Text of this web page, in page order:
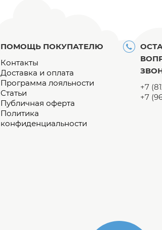
ПОМОЩЬ ПОКУПАТЕЛЮ
Контакты
Доставка и оплата
Программа лояльности
Статьи
Публичная оферта
Политика
конфиденциальности
+7
+7